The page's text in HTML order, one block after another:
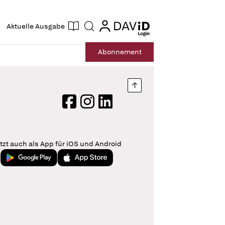
Aktuelle Ausgabe Suche login
login
Abonnement
Nach oben springen
FacebookInstagram
LinkedIn
auch als App für iOS und Android
Jetzt bei Google PlayLaden im App Store